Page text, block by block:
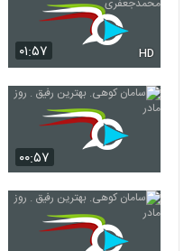
۰۱:۵۷ HD
۰۰:۵۷